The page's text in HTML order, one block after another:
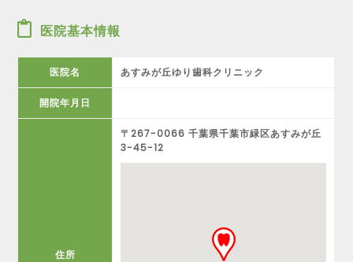
医院基本情報
医院名 あすみが丘ゆり歯科クリニック
開院年月日
住所
〒267-0066 千葉県千葉市緑区あすみが丘
3-45-12